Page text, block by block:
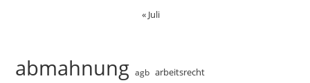
« Juli
abmahnung agb arbeitsrecht